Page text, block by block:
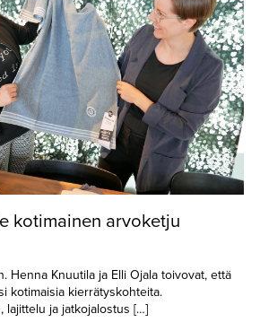
kotimainen arvoketju
Henna Knuutila ja Elli Ojala toivovat, että
kotimaisia kierrätyskohteita.
lajittelu ja jatkojalostus […]